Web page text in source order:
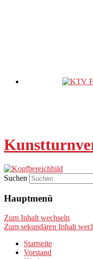
Suchen
Hauptmenü
Zum Inhalt wechseln
Zum sekundären Inhalt
Startseite
Vorstand